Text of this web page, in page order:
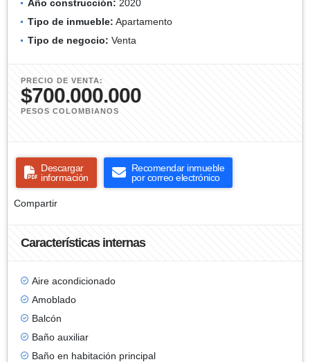
Año construcción: 2020
Tipo de inmueble: Apartamento
Tipo de negocio: Venta
PRECIO DE VENTA:
$700.000.000
PESOS COLOMBIANOS
Descargar
información
Recomendar inmueble
por correo electrónico
Compartir
Características internas
Aire acondicionado
Amoblado
Balcón
Baño auxiliar
Baño en habitación principal